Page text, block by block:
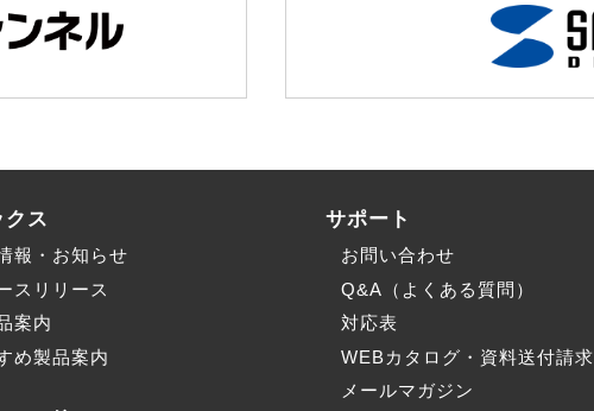
クス
報・お知らせ
スリリース
案内
め製品案内
サポート
お問い合わせ
Q&A（よくある質問）
対応表
WEBカタログ・資料送付請求
メールマガジン